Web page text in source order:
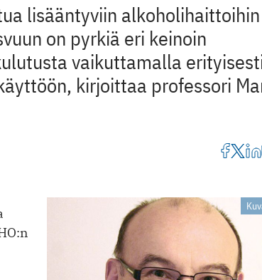
lisääntyviin
on pyrkiä eri keinoin
vaikuttamalla
kirjoittaa professori